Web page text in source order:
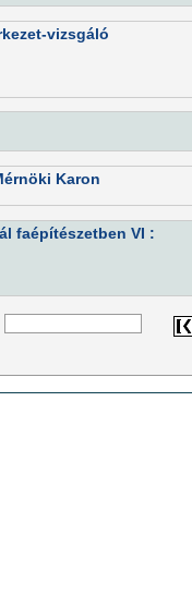
vizsgáló
Karon
faépítészetben VI :